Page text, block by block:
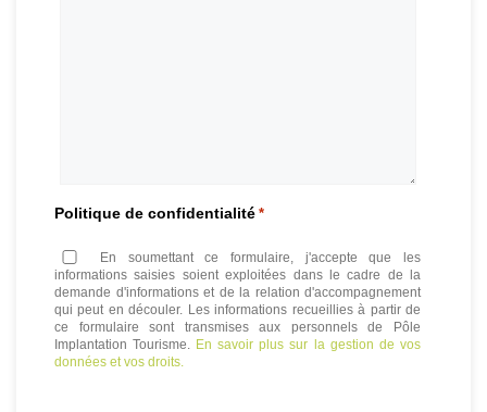
Politique de confidentialité *
En soumettant ce formulaire, j'accepte que les
informations saisies soient exploitées dans le cadre de la
demande d'informations et de la relation d'accompagnement
qui peut en découler. Les informations recueillies à partir de
ce formulaire sont transmises aux personnels de Pôle
Implantation Tourisme. En savoir plus sur la gestion de vos
données et vos droits.